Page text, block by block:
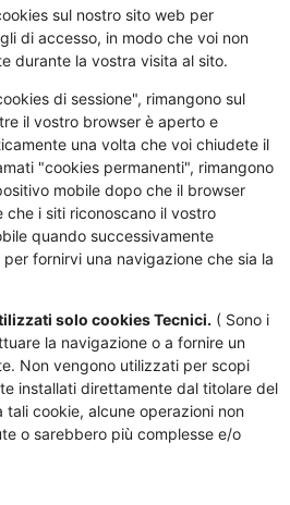
sul nostro sito web per
di accesso, in modo che voi non
durante la vostra visita al sito.
di sessione", rimangono sul
il vostro browser è aperto e
una volta che voi chiudete il
"cookies permanenti", rimangono
mobile dopo che il browser
i siti riconoscano il vostro
quando successivamente
fornirvi una navigazione che sia la
solo cookies Tecnici. ( Sono i
la navigazione o a fornire un
Non vengono utilizzati per scopi
installati direttamente dal titolare del
tali cookie, alcune operazioni non
o sarebbero più complesse e/o